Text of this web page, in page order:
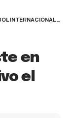
INTERNACIONAL
en
el